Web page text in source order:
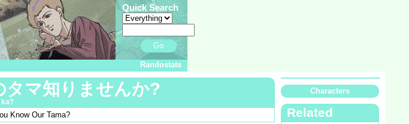
Quick Search
Go
Randostats
マ知りませんか?
ka?
Know Our Tama?
Characters
Related